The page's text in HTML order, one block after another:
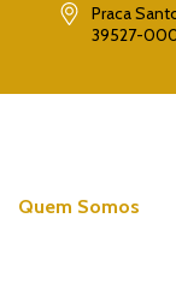
Praca
39527-
Quem Somos